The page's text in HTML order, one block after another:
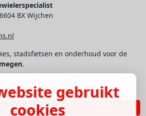
BX Wijchen
stadsfietsen en onderhoud voor de
.
Neem contact op
gebruikt
cookies